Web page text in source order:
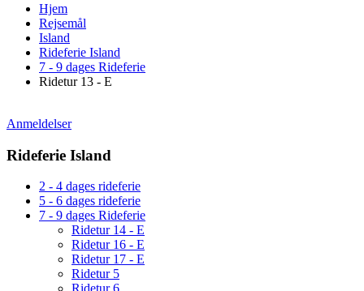
Hjem
Rejsemål
Island
Rideferie Island
7 - 9 dages Rideferie
Ridetur 13 - E
Anmeldelser
Rideferie Island
2 - 4 dages rideferie
5 - 6 dages rideferie
7 - 9 dages Rideferie
Ridetur 14 - E
Ridetur 16 - E
Ridetur 17 - E
Ridetur 5